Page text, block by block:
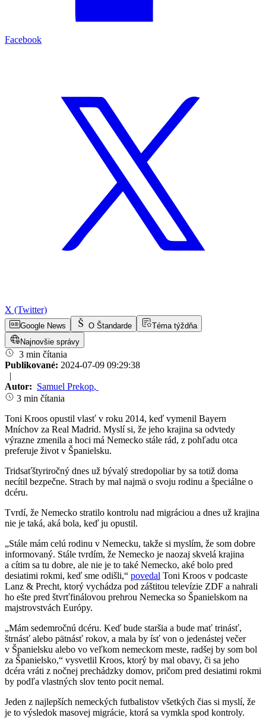
Facebook
X (Twitter)
Google News O Štandarde
Téma týždňa
Najnovšie správy
3 min čítania
Publikované: 2024-07-09 09:29:38
|
Autor: Samuel Prekop,
3 min čítania
Toni Kroos opustil vlasť v roku 2014, keď vymenil Bayern
Mníchov za Real Madrid. Myslí si, že jeho krajina sa odvtedy
výrazne zmenila a hoci má Nemecko stále rád, z pohľadu otca
preferuje život v Španielsku.
Tridsaťštyriročný dnes už bývalý stredopoliar by sa totiž doma
necítil bezpečne. Strach by mal najmä o svoju rodinu a špeciálne o
dcéru.
Tvrdí, že Nemecko stratilo kontrolu nad migráciou a dnes už krajina
nie je taká, aká bola, keď ju opustil.
„Stále mám celú rodinu v Nemecku, takže si myslím, že som dobre
informovaný. Stále tvrdím, že Nemecko je naozaj skvelá krajina
a cítim sa tu dobre, ale nie je to také Nemecko, aké bolo pred
desiatimi rokmi, keď sme odišli,“ povedal Toni Kroos v podcaste
Lanz & Precht, ktorý vychádza pod záštitou televízie ZDF a nahrali
ho ešte pred štvrťfinálovou prehrou Nemecka so Španielskom na
majstrovstvách Európy.
„Mám sedemročnú dcéru. Keď bude staršia a bude mať trinásť,
štrnásť alebo pätnásť rokov, a mala by ísť von o jedenástej večer
v Španielsku alebo vo veľkom nemeckom meste, radšej by som bol
za Španielsko,“ vysvetlil Kroos, ktorý by mal obavy, či sa jeho
dcéra vráti z nočnej prechádzky domov, pričom pred desiatimi rokmi
by podľa vlastných slov tento pocit nemal.
Jeden z najlepších nemeckých futbalistov všetkých čias si myslí, že
je to výsledok masovej migrácie, ktorá sa vymkla spod kontroly.